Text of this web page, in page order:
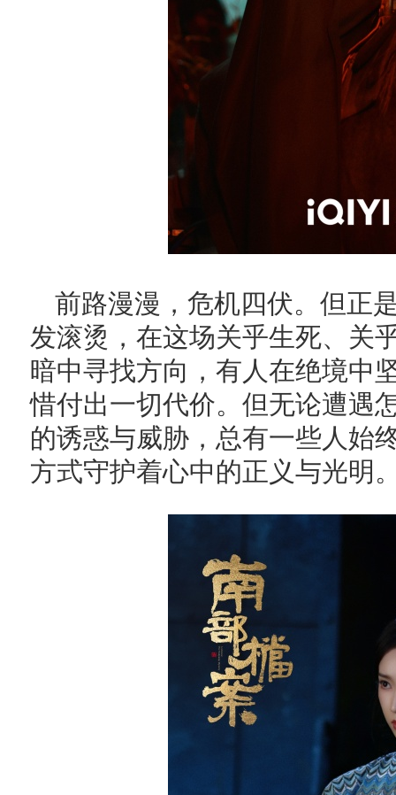
前路漫漫，危机四伏。但正
发滚烫，在这场关乎生死、关
暗中寻找方向，有人在绝境中
惜付出一切代价。但无论遭遇
的诱惑与威胁，总有一些人始
方式守护着心中的正义与光明